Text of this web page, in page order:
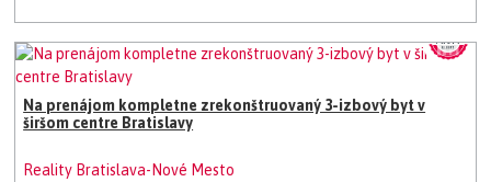
Na prenájom kompletne zrekonštruovaný 3-izbový byt v
širšom centre Bratislavy
Reality Bratislava-Nové Mesto